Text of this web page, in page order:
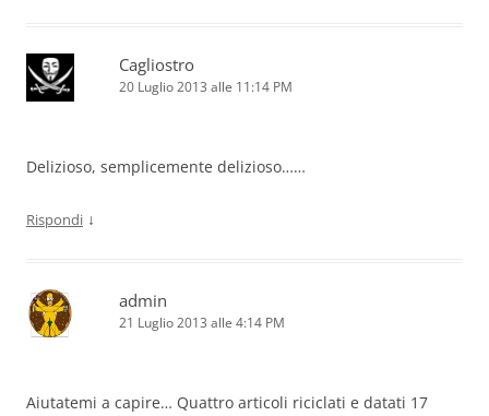
Cagliostro
20 Luglio 2013 alle 11:14 PM
Delizioso, semplicemente delizioso……
Rispondi ↓
admin
21 Luglio 2013 alle 4:14 PM
Aiutatemi a capire… Quattro articoli riciclati e datati 17